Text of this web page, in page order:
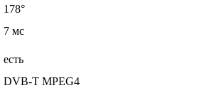
178°
7 мс
есть
DVB-T MPEG4